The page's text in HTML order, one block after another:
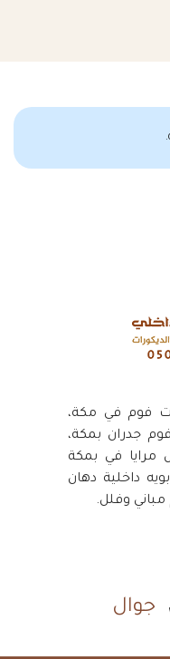
فوم في مكة،
جدران بمكة،
مرايا في بمكة
داخلية دهان
وفلل.
جوال